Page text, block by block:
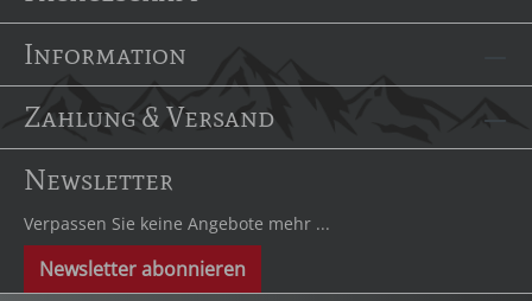
Information
Zahlung & Versand
Newsletter
Verpassen Sie keine Angebote mehr ...
Newsletter abonnieren